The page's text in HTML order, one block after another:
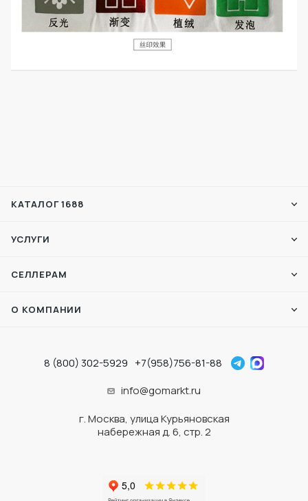
КАТАЛОГ 1688
УСЛУГИ
СЕЛЛЕРАМ
О КОМПАНИИ
8 (800) 302-5929 +7(958)756-81-88
info@gomarkt.ru
г. Москва, улица Курьяновская
набережная д. 6, стр. 2